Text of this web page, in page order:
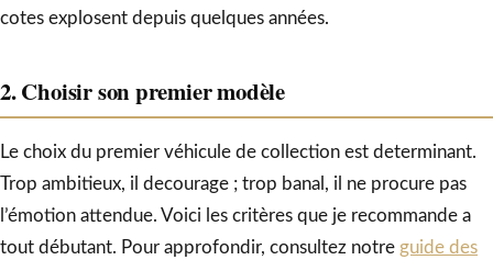
cotes explosent depuis quelques années.
2. Choisir son premier modèle
Le choix du premier véhicule de collection est determinant.
Trop ambitieux, il decourage ; trop banal, il ne procure pas
l’émotion attendue. Voici les critères que je recommande a
tout débutant. Pour approfondir, consultez notre guide des